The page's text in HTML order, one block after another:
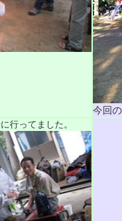
今回
行ってました。